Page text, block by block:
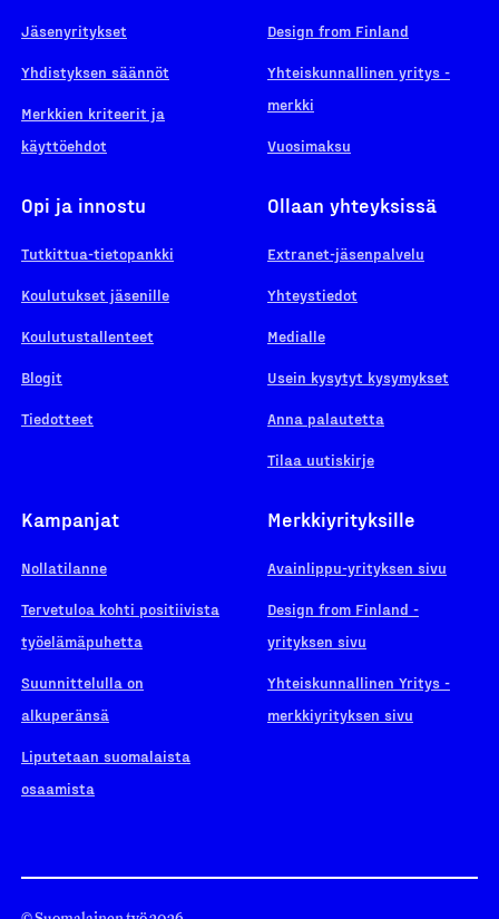
Jäsenyritykset
Yhdistyksen säännöt
Merkkien kriteerit ja
käyttöehdot
Design from Finland
Yhteiskunnallinen yritys -
merkki
Vuosimaksu
Opi ja innostu
Tutkittua-tietopankki
Koulutukset jäsenille
Koulutustallenteet
Blogit
Tiedotteet
Ollaan yhteyksissä
Extranet-jäsenpalvelu
Yhteystiedot
Medialle
Usein kysytyt kysymykset
Anna palautetta
Tilaa uutiskirje
Kampanjat
Nollatilanne
Tervetuloa kohti positiivista
työelämäpuhetta
Suunnittelulla on
alkuperänsä
Liputetaan suomalaista
osaamista
Merkkiyrityksille
Avainlippu-yrityksen sivu
Design from Finland -
yrityksen sivu
Yhteiskunnallinen Yritys -
merkkiyrityksen sivu